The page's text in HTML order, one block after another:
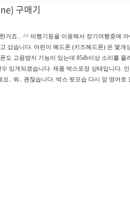
구매기
거죠... ^^ 비행기등을 이용해서 장기여행중에
샀습니다. 어린이 헤드폰 (키즈헤드폰) 은 몇개
도 고음방지 기능이 있는데 85db이상 소리를
있게되겠습니다. 제품 박스포장 상태입니다.
.. 뭐.. 괜찮습니다. 박스 뒷모습 다시 앞 영어로